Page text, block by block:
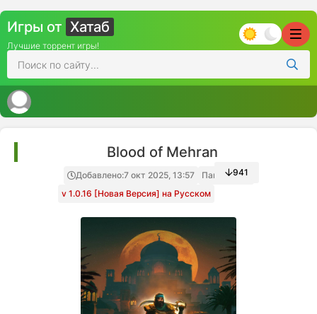
Игры от Хатаб
Лучшие торрент игры!
Blood of Mehran
Добавлено:7 окт 2025, 13:57
Папка игры
v 1.0.16 [Новая Версия] на Русском
941